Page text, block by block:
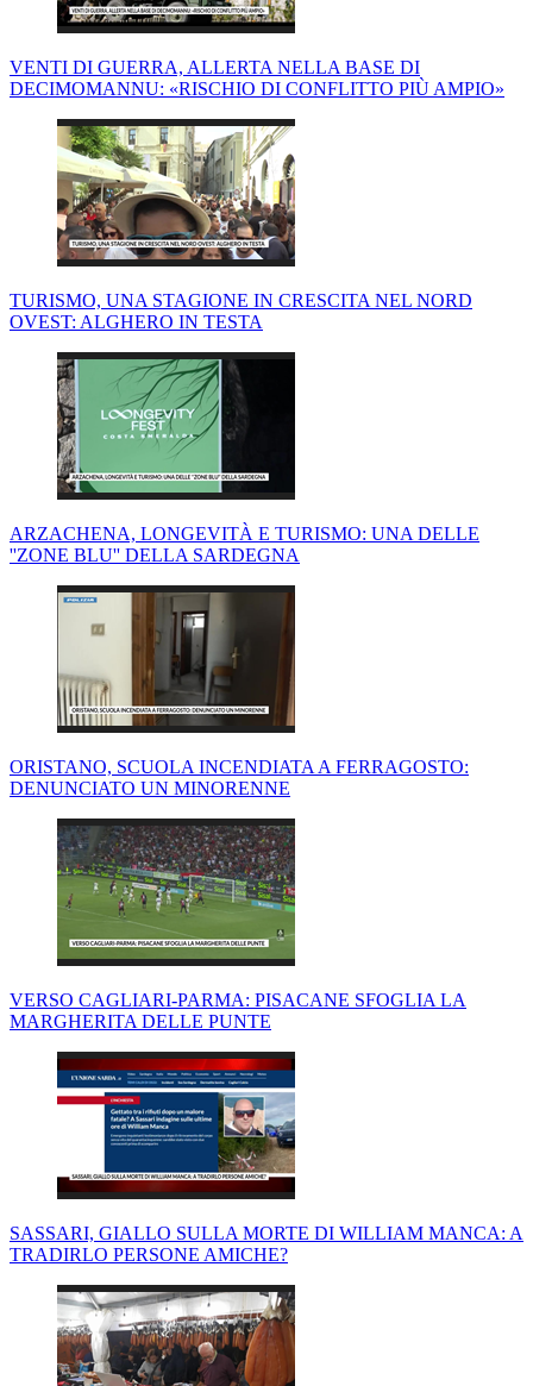
VENTI DI GUERRA, ALLERTA NELLA BASE DI
DECIMOMANNU: «RISCHIO DI CONFLITTO PIÙ AMPIO»
TURISMO, UNA STAGIONE IN CRESCITA NEL NORD
OVEST: ALGHERO IN TESTA
ARZACHENA, LONGEVITÀ E TURISMO: UNA DELLE
''ZONE BLU'' DELLA SARDEGNA
ORISTANO, SCUOLA INCENDIATA A FERRAGOSTO:
DENUNCIATO UN MINORENNE
VERSO CAGLIARI-PARMA: PISACANE SFOGLIA LA
MARGHERITA DELLE PUNTE
SASSARI, GIALLO SULLA MORTE DI WILLIAM MANCA: A
TRADIRLO PERSONE AMICHE?